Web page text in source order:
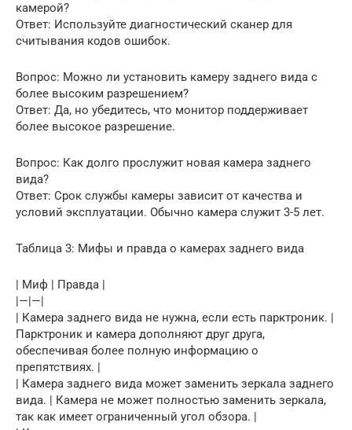
камерой?
Ответ: Используйте диагностический сканер для
считывания кодов ошибок.
Вопрос: Можно ли установить камеру заднего вида с
более высоким разрешением?
Ответ: Да, но убедитесь, что монитор поддерживает
более высокое разрешение.
Вопрос: Как долго прослужит новая камера заднего
вида?
Ответ: Срок службы камеры зависит от качества и
условий эксплуатации. Обычно камера служит 3-5 лет.
Таблица 3: Мифы и правда о камерах заднего вида
| Миф | Правда |
|—|—|
| Камера заднего вида не нужна, если есть парктроник. |
Парктроник и камера дополняют друг друга,
обеспечивая более полную информацию о
препятствиях. |
| Камера заднего вида может заменить зеркала заднего
вида. | Камера не может полностью заменить зеркала,
так как имеет ограниченный угол обзора. |